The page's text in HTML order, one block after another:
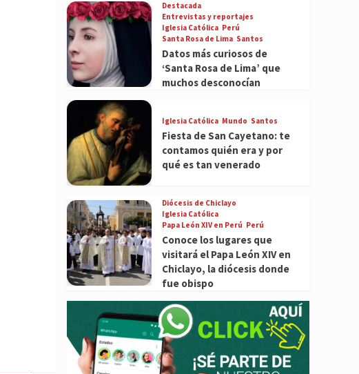
Destacada
Entrevistas y reportajes
Iglesia Católica Perú
Santa Rosa de Lima Santos
Datos más curiosos de
‘Santa Rosa de Lima’ que
muchos desconocían
Iglesia Católica Mundo Santos
Fiesta de San Cayetano: te
contamos quién era y por
qué es tan venerado
Diócesis de Chiclayo
Iglesia Católica
Papa León XIV en Perú Perú
Conoce los lugares que
visitará el Papa León XIV en
Chiclayo, la diócesis donde
fue obispo